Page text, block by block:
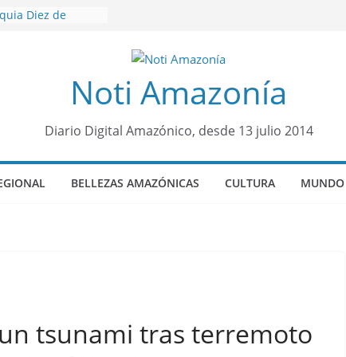
Diez de
de 22 años
de Alison,
sensación de
Noti Amazonía
Diario Digital Amazónico, desde 13 julio 2014
BELLEZAS AMAZÓNICAS CULTURA MUNDO
tsunami tras terremoto